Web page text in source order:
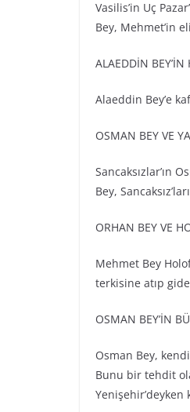
Vasilis’in Uç
Bey, Mehmet’in
ALAEDDİN BEY’İN
Alaeddin Bey’e
OSMAN BEY VE
Sancaksızlar’ın
Bey,
ORHAN BEY VE
Mehmet Bey
terkisine atıp
OSMAN BEY’İN
Osman Bey,
Bunu bir tehdit
Yenişehir’deyken